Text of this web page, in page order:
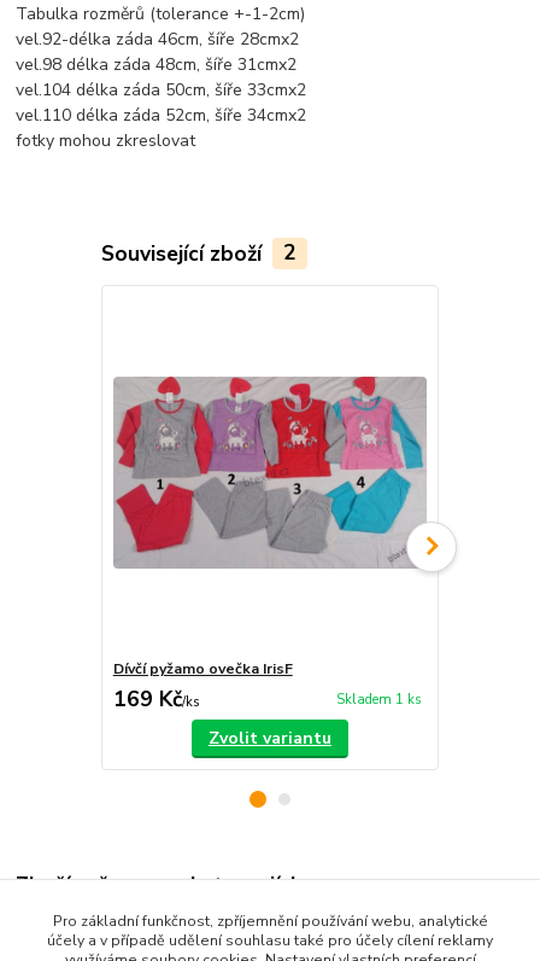
Tabulka rozměrů (tolerance +-1-2cm)
vel.92-délka záda 46cm, šíře 28cmx2
vel.98 délka záda 48cm, šíře 31cmx2
vel.104 délka záda 50cm, šíře 33cmx2
vel.110 délka záda 52cm, šíře 34cmx2
fotky mohou zkreslovat
Související zboží 2
Dívčí pyžamo ovečka IrisF
169 Kč/ks Skladem 1 ks
Zvolit variantu
Zboží zařazeno v kategoriích
Dětské oblečení
Pro základní funkčnost, zpříjemnění používání webu, analytické
účely a v případě udělení souhlasu také pro účely cílení reklamy